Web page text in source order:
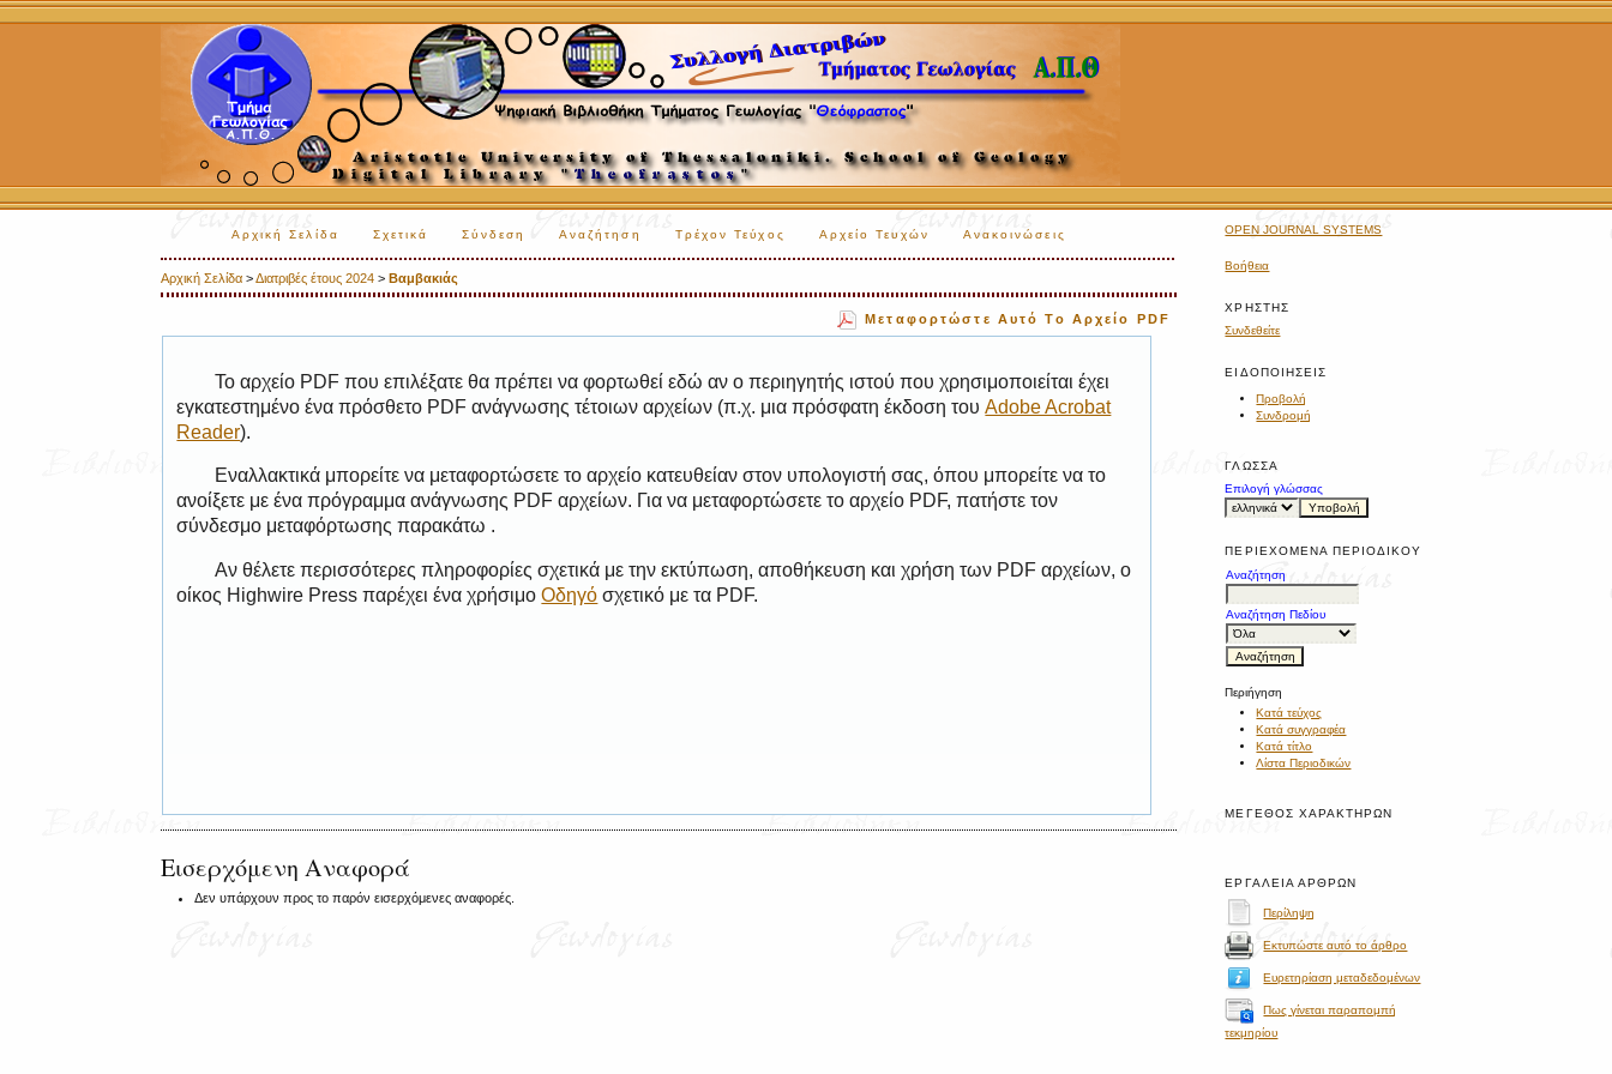
OPEN JOURNAL SYSTEMS
Βοήθεια
ΧΡΉΣΤΗΣ
Συνδεθείτε
ΕΙΔΟΠΟΙΉΣΕΙΣ
Προβολή
Συνδρομή
ΓΛΏΣΣΑ
Επιλογή γλώσσας
ΠΕΡΙΕΧΌΜΕΝΑ ΠΕΡΙΟΔΙΚΟΎ
Αναζήτηση
Αναζήτηση Πεδίου
Περιήγηση
Κατά τεύχος
Κατά συγγραφέα
Κατά τίτλο
Λίστα Περιοδικών
ΜΈΓΕΘΟΣ ΧΑΡΑΚΤΉΡΩΝ
ΕΡΓΑΛΕΊΑ ΆΡΘΡΩΝ
Περίληψη
Εκτυπώστε αυτό το άρθρο
Ευρετηρίαση μεταδεδομένων
Πως γίνεται παραπομπή
τεκμηρίου
Αρχική Σελίδα Σχετικά Σύνδεση Αναζήτηση Τρέχον Τεύχος Αρχείο Τευχών Ανακοινώσεις
Αρχική Σελίδα >Διατριβές έτους 2024 >Βαμβακιάς
Μεταφορτώστε Αυτό Το Αρχείο PDF
Το αρχείο PDF που επιλέξατε θα πρέπει να φορτωθεί εδώ αν ο περιηγητής ιστού που χρησιμοποιείται έχει
εγκατεστημένο ένα πρόσθετο PDF ανάγνωσης τέτοιων αρχείων (π.χ. μια πρόσφατη έκδοση τουAdobe Acrobat
Reader).
Εναλλακτικά μπορείτε να μεταφορτώσετε το αρχείο κατευθείαν στον υπολογιστή σας, όπου μπορείτε να το
ανοίξετε με ένα πρόγραμμα ανάγνωσης PDF αρχείων. Για να μεταφορτώσετε το αρχείο PDF, πατήστε τον
σύνδεσμο μεταφόρτωσης παρακάτω .
Αν θέλετε περισσότερες πληροφορίες σχετικά με την εκτύπωση, αποθήκευση και χρήση των PDF αρχείων, ο
οίκος Highwire Press παρέχει ένα χρήσιμοΟδηγό σχετικό με τα PDF.
Εισερχόμενη Αναφορά
Δεν υπάρχουν προς το παρόν εισερχόμενες αναφορές.